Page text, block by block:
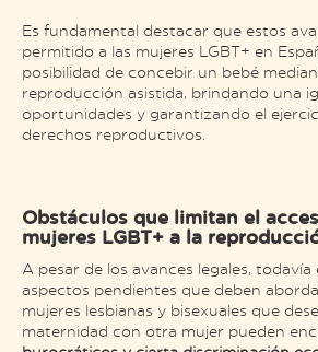
Es fundamental destacar que estos
permitido a las mujeres LGBT+ en
posibilidad de concebir un bebé
reproducción asistida, brindando una
oportunidades y garantizando el
derechos reproductivos.
Obstáculos que limitan el
mujeres LGBT+ a la
A pesar de los avances legales,
aspectos pendientes que deben
mujeres lesbianas y bisexuales que
maternidad con otra mujer pueden